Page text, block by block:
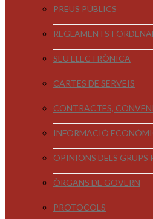
PREUS PÚBLICS
REGLAMENTS I
SEU ELECTRÒNICA
CARTES DE SERVEIS
CONTRACTES,
INFORMACIÓ
OPINIONS DELS GRUPS
ÒRGANS DE GOVERN
PROTOCOLS